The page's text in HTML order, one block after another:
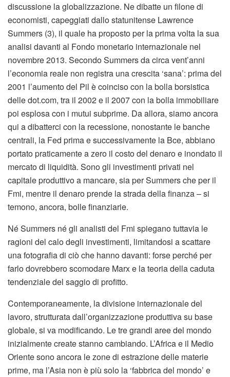
discussione la globalizzazione. Ne dibatte un filone di
economisti, capeggiati dallo statunitense Lawrence
Summers (3), il quale ha proposto per la prima volta la sua
analisi davanti al Fondo monetario internazionale nel
novembre 2013. Secondo Summers da circa vent’anni
l’economia reale non registra una crescita ‘sana’: prima del
2001 l’aumento del Pil è coinciso con la bolla borsistica
delle dot.com, tra il 2002 e il 2007 con la bolla immobiliare
poi esplosa con i mutui subprime. Da allora, siamo ancora
qui a dibatterci con la recessione, nonostante le banche
centrali, la Fed prima e successivamente la Bce, abbiano
portato praticamente a zero il costo del denaro e inondato il
mercato di liquidità. Sono gli investimenti privati nel
capitale produttivo a mancare, sia per Summers che per il
Fmi, mentre il denaro prende la strada della finanza – si
temono, ancora, bolle finanziarie.
Né Summers né gli analisti del Fmi spiegano tuttavia le
ragioni del calo degli investimenti, limitandosi a scattare
una fotografia di ciò che hanno davanti: forse perché per
farlo dovrebbero scomodare Marx e la teoria della caduta
tendenziale del saggio di profitto.
Contemporaneamente, la divisione internazionale del
lavoro, strutturata dall’organizzazione produttiva su base
globale, si va modificando. Le tre grandi aree del mondo
inizialmente create stanno cambiando. L’Africa e il Medio
Oriente sono ancora le zone di estrazione delle materie
prime, ma l’Asia non è più solo la ‘fabbrica del mondo’ e